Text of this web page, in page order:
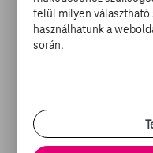
A kevesebb mint egy
összeállítást a korábbi
eseményeiből.
felül milyen
használhatunk a
során.